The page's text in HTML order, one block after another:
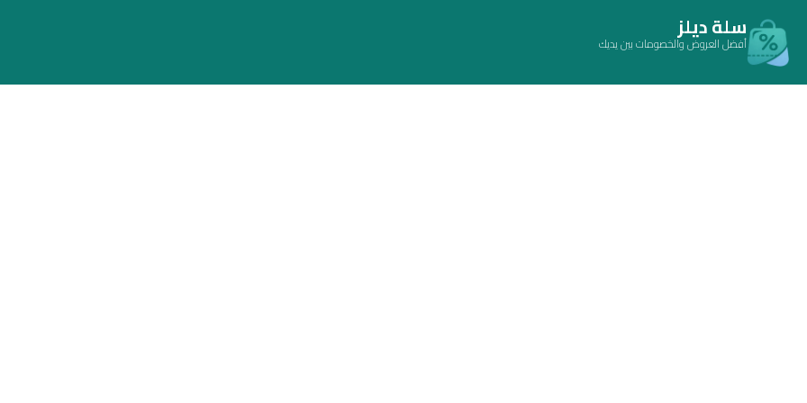
سلة ديلز
أفضل العروض والخصومات بين يديك